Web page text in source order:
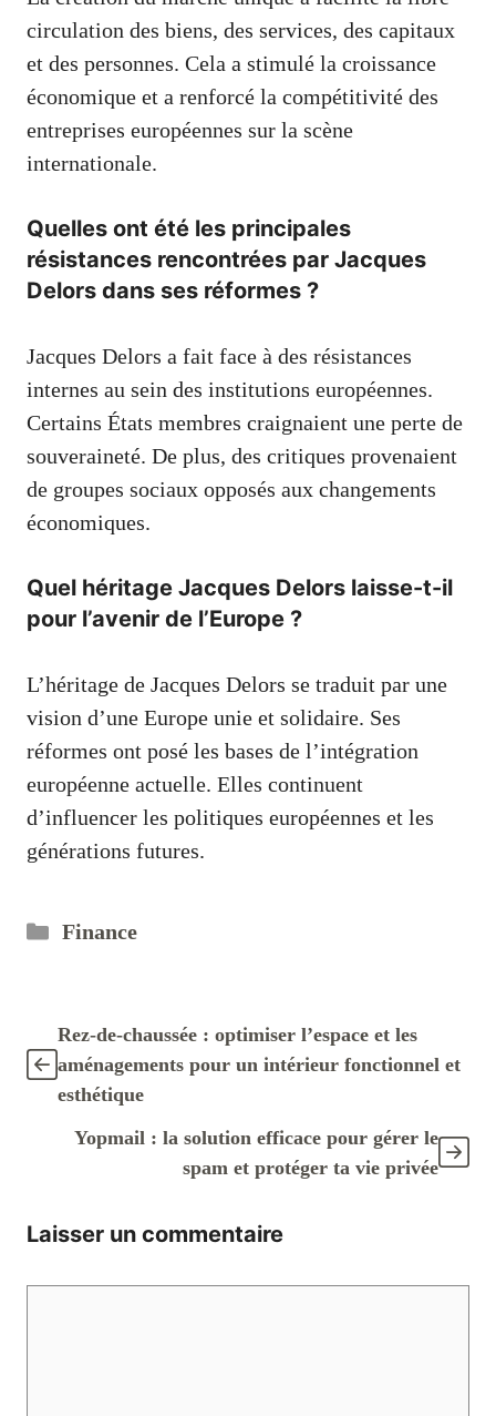
circulation des biens, des services, des capitaux
et des personnes. Cela a stimulé la croissance
économique et a renforcé la compétitivité des
entreprises européennes sur la scène
internationale.
Quelles ont été les principales
résistances rencontrées par Jacques
Delors dans ses réformes ?
Jacques Delors a fait face à des résistances
internes au sein des institutions européennes.
Certains États membres craignaient une perte de
souveraineté. De plus, des critiques provenaient
de groupes sociaux opposés aux changements
économiques.
Quel héritage Jacques Delors laisse-t-il
pour l’avenir de l’Europe ?
L’héritage de Jacques Delors se traduit par une
vision d’une Europe unie et solidaire. Ses
réformes ont posé les bases de l’intégration
européenne actuelle. Elles continuent
d’influencer les politiques européennes et les
générations futures.
Catégories
Finance
Rez-de-chaussée : optimiser l’espace et les
aménagements pour un intérieur fonctionnel et
esthétique
Yopmail : la solution efficace pour gérer le
spam et protéger ta vie privée
Laisser un commentaire